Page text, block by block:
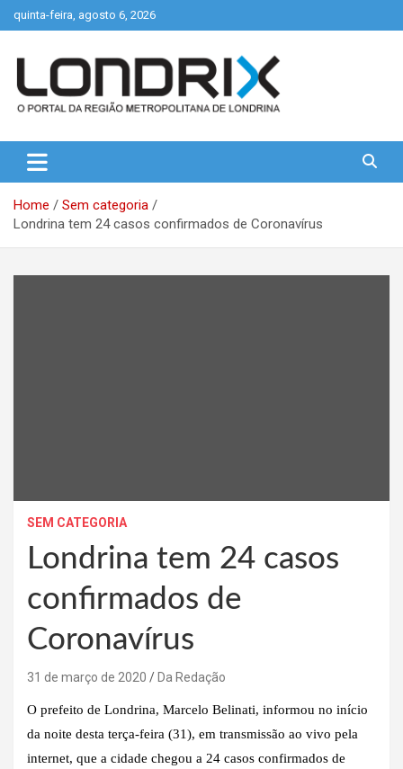
to
quinta-feira, agosto 6, 2026
Londrix
Home
Sem categoria
Londrina tem 24 casos confirmados de Coronavírus
SEM CATEGORIA
Londrina tem 24 casos
confirmados de
Coronavírus
31 de março de 2020 Da Redação
O prefeito de Londrina, Marcelo Belinati, informou no início
da noite desta terça-feira (31), em transmissão ao vivo pela
internet, que a cidade chegou a 24 casos confirmados de